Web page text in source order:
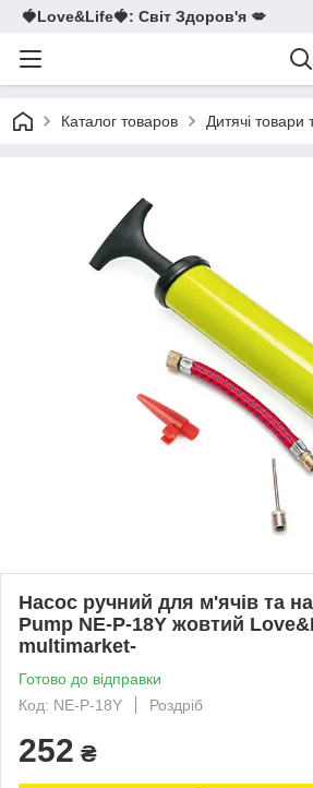
🍓Love&Life🍓: Світ Здоров'я 💋
Каталог товаров Дитячі товари
Насос ручний для м'ячів та
Pump NE-P-18Y жовтий
multimarket-
Готово до відправки
Код: NE-P-18Y
Роздріб
252 ₴